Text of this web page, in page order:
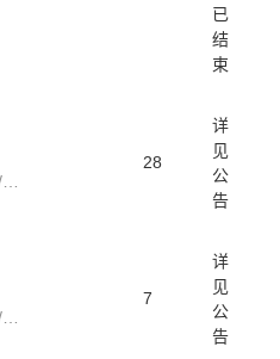
已
结
束
28
详
见
公
告
7
详
见
公
告